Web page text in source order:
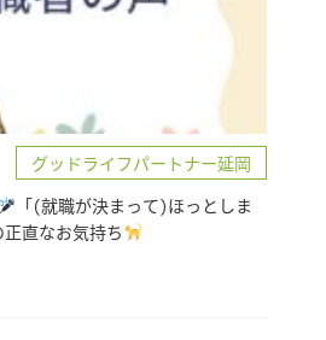
グッドライフパートナー延岡
「(就職が決まって)ほっとしま
直なお気持ち